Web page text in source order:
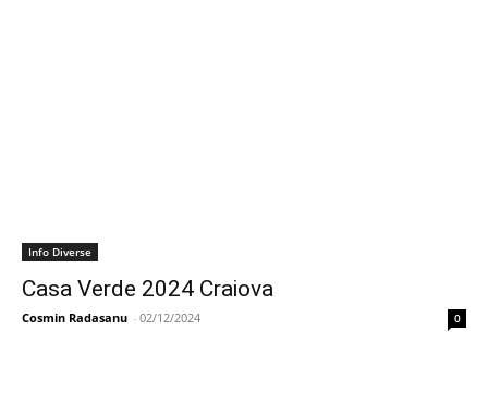
Info Diverse
Casa Verde 2024 Craiova
Cosmin Radasanu - 02/12/2024 0